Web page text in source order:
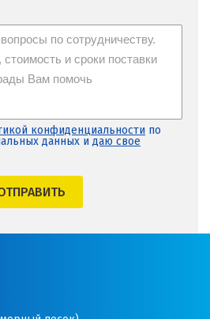
конфиденциальности по
данных и даю свое